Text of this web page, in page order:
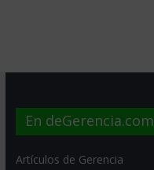
En deGerencia.com
Artículos de Gerencia